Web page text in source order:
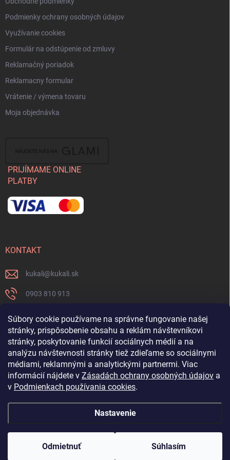
Súbory cookie používame na správne fungovanie našej
stránky, prispôsobenie obsahu a reklám návštevníkovi
stránky, poskytovanie funkcií sociálnych médií a na
analýzu návštevnosti stránky tiež zdieľame so sociálnymi
médiami, reklamnými a analytickými partnermi. Viac
informácií nájdete v Zásadách ochrany osobných údajov a
v Podmienkach používania cookies.
Nastavenie
Odmietnuť Súhlasím
Podmienky ochrany osobných údajov
Využívanie cookies
Formulár na odstúpenie od zmluvy
Reklamačný poriadok
Reklamacny formular
Vrátenie / výmena tovaru
Moja objednávka
PRIJÍMAME ONLINE
PLATBY
KONTAKT
kukali@kukali.sk
0903 810 913
0903 810 913
Nenechajte si ujsť novinky a sledujte nás na FB
kukalishop
Vytvoril Shoptet
Copyright 2026www.kukali.sk. Všetky práva vyhradené.Upraviť nastavenie